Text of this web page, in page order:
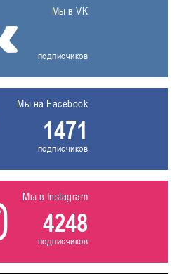
Мы в VK
подписчиков
Мы на Facebook
1471
подписчиков
Мы в Instagram
4248
подписчиков